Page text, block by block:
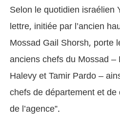
Selon le quotidien israélien
lettre, initiée par l’ancien
Mossad Gail Shorsh, porte
anciens chefs du Mossad
Halevy et Tamir Pardo –
chefs de département et
de l’agence”.